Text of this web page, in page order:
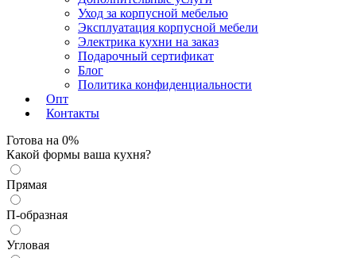
Уход за корпусной мебелью
Эксплуатация корпусной мебели
Электрика кухни на заказ
Подарочный сертификат
Блог
Политика конфиденциальности
Опт
Контакты
Готова на 0%
Какой формы ваша кухня?
Прямая
П-образная
Угловая
Изменить